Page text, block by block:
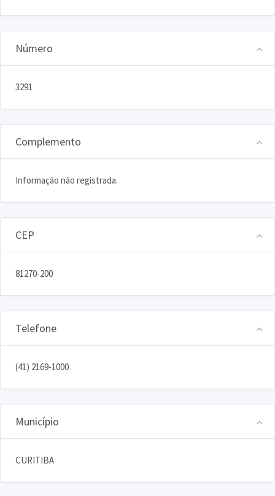
Número
3291
Complemento
Informação não registrada.
CEP
81270-200
Telefone
(41) 2169-1000
Município
CURITIBA